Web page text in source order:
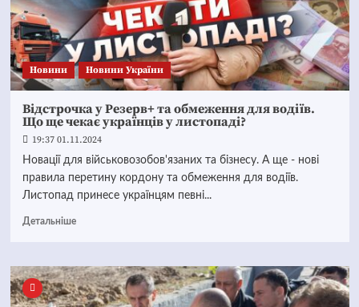
Новини Новини України
Відстрочка у Резерв+ та обмеження для водіїв.
Що ще чекає українців у листопаді?
19:37 01.11.2024
Новації для військовозобов'язаних та бізнесу. А ще - нові
правила перетину кордону та обмеження для водіїв.
Листопад принесе українцям певні...
Детальніше